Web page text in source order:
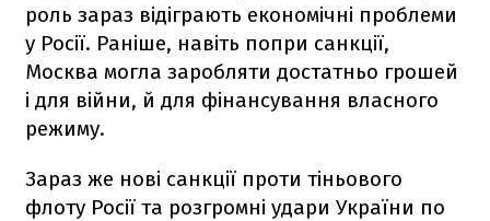
роль зараз відіграють економічні проблеми
у Росії. Раніше, навіть попри санкції,
Москва могла заробляти достатньо грошей
і для війни, й для фінансування власного
режиму.
Зараз же нові санкції проти тіньового
флоту Росії та розгромні удари України по